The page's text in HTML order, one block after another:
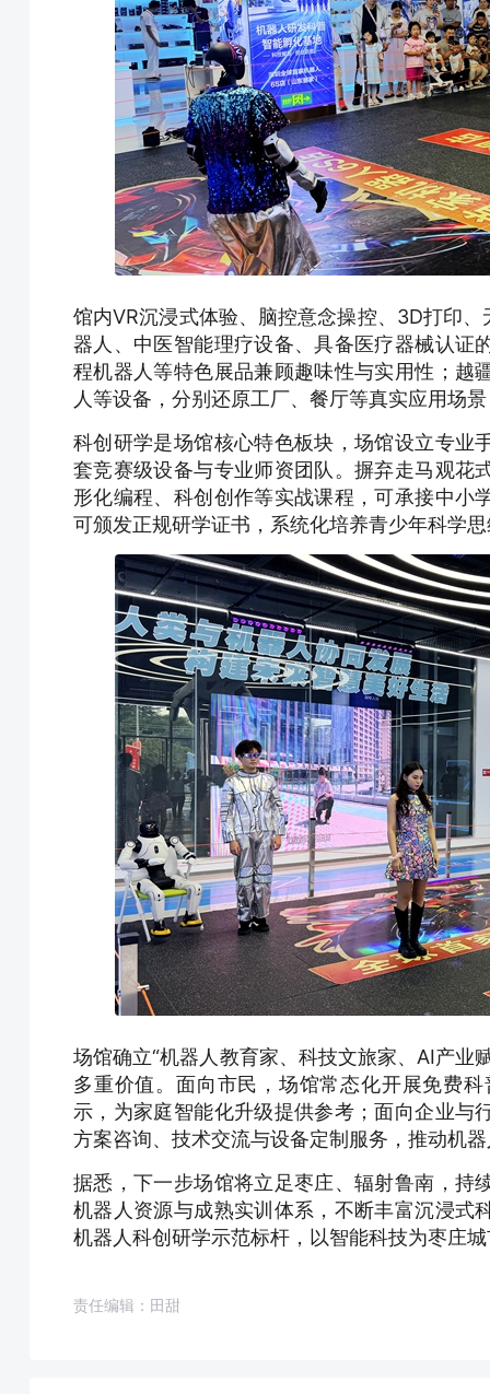
馆内VR沉浸式体验、脑控意念操控、3D打印
器人、中医智能理疗设备、具备医疗器械认证
程机器人等特色展品兼顾趣味性与实用性；越
人等设备，分别还原工厂、餐厅等真实应用场
科创研学是场馆核心特色板块，场馆设立专业
套竞赛级设备与专业师资团队。摒弃走马观花
形化编程、科创创作等实战课程，可承接中小
可颁发正规研学证书，系统化培养青少年科学
场馆确立“机器人教育家、科技文旅家、AI产业
多重价值。面向市民，场馆常态化开展免费
示，为家庭智能化升级提供参考；面向企业与
方案咨询、技术交流与设备定制服务，推动机
据悉，下一步场馆将立足枣庄、辐射鲁南，持
机器人资源与成熟实训体系，不断丰富沉浸式
机器人科创研学示范标杆，以智能科技为枣庄
责任编辑：田甜